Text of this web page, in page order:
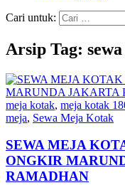
Cari untuk:
Arsip Tag:
meja kotak, meja kotak
meja, Sewa Meja Kotak
SEWA MEJA
ONGKIR
RAMADHAN